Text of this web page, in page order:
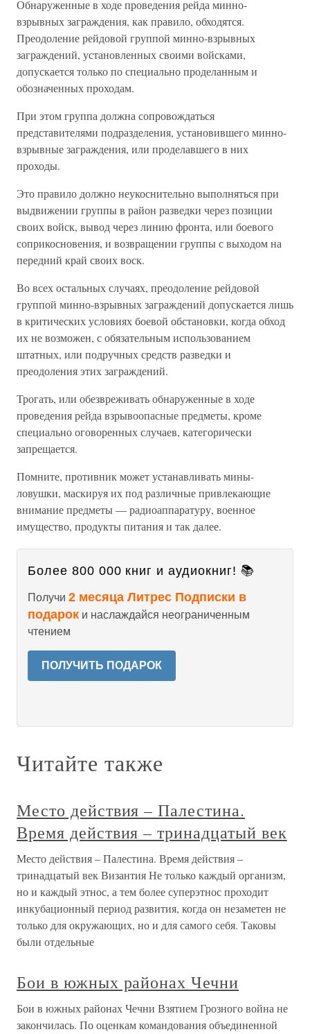
Обнаруженные в ходе проведения рейда минно-
взрывных заграждения, как правило, обходятся.
Преодоление рейдовой группой минно-взрывных
заграждений, установленных своими войсками,
допускается только по специально проделанным и
обозначенных проходам.
При этом группа должна сопровождаться
представителями подразделения, установившего минно-
взрывные заграждения, или проделавшего в них
проходы.
Это правило должно неукоснительно выполняться при
выдвижении группы в район разведки через позиции
своих войск, вывод через линию фронта, или боевого
соприкосновения, и возвращении группы с выходом на
передний край своих воск.
Во всех остальных случаях, преодоление рейдовой
группой минно-взрывных заграждений допускается лишь
в критических условиях боевой обстановки, когда обход
их не возможен, с обязательным использованием
штатных, или подручных средств разведки и
преодоления этих заграждений.
Трогать, или обезвреживать обнаруженные в ходе
проведения рейда взрывоопасные предметы, кроме
специально оговоренных случаев, категорически
запрещается.
Помните, противник может устанавливать мины-
ловушки, маскируя их под различные привлекающие
внимание предметы — радиоаппаратуру, военное
имущество, продукты питания и так далее.
Более 800 000 книг и аудиокниг! 📚
Получи 2 месяца Литрес Подписки в
подарок и наслаждайся неограниченным
чтением
ПОЛУЧИТЬ ПОДАРОК
Читайте также
Место действия – Палестина.
Время действия – тринадцатый век
Место действия – Палестина. Время действия –
тринадцатый век Византия Не только каждый организм,
но и каждый этнос, а тем более суперэтнос проходит
инкубационный период развития, когда он незаметен не
только для окружающих, но и для самого себя. Таковы
были отдельные
Бои в южных районах Чечни
Бои в южных районах Чечни Взятием Грозного война не
закончилась. По оценкам командования объединенной